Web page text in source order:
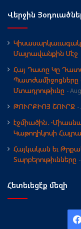
Վերջին
Մայրավանքին Մէջ
Հայ Դատը Կը
Պատժամիջոցները
Մտադրութիւնը
ԹՈՒՐՔԻՈՅ ՇՈՒՐՋ
էջմիածին․-
Կաթողիկոսի
Հայկական եւ
Տարբերութիւնները
Հետեւեցէ՛ք մեզի